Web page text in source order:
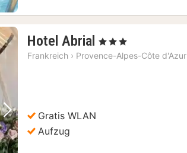
Nächstes Bild
Hotel Abrial 1
Nacht
, 3 Sterne
Frankreich › Provence-Alpes-Côte d'Azur
Gratis WLAN
Aufzug